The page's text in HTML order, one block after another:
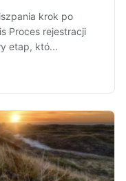
krok po
Proces rejestracji
etap, któ...